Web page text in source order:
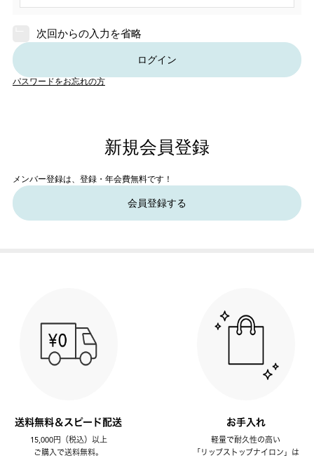
次回からの入力を省略
ログイン
パスワードをお忘れの方
新規会員登録
メンバー登録は、登録・年会費無料です！
会員登録する
送料無料＆スピード配送
15,000円（税込）以上
ご購入で送料無料。
お手入れ
軽量で耐久性の高い
「リップストップナイロン」は